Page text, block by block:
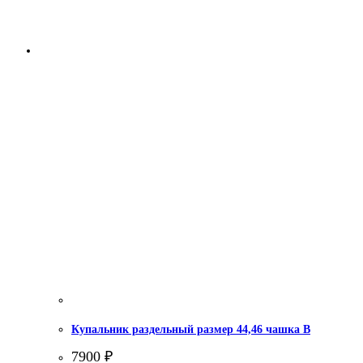
Купальник раздельный размер 44,46 чашка В
7900 ₽